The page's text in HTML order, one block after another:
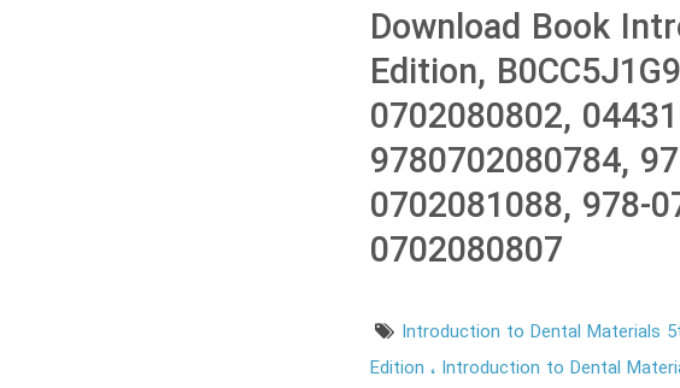
Download Book
Edition,
0702080802,
9780702080784,
0702081088, 978-
0702080807
Introduction to Dental Materials
Edition
Introduction to Dental